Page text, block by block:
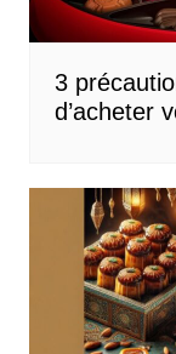
3
d’acheter